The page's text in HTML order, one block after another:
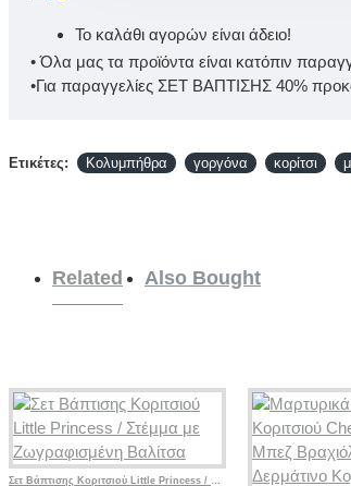
Το καλάθι αγορών είναι άδειο!
• Όλα μας τα προϊόντα είναι κατόπιν
•Για παραγγελίες ΣΕΤ ΒΑΠΤΙΣΗΣ 40%
Ετικέτες: Κολυμπήθρα γοργόνα κορίτσι
Related Also Bought